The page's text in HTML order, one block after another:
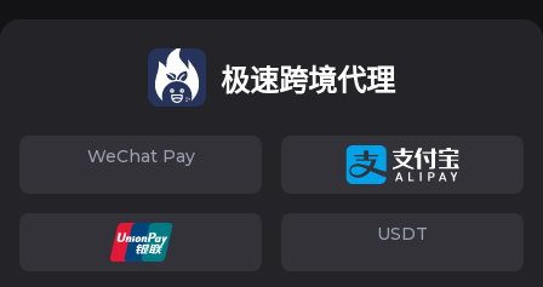
极速跨境代理
WeChat Pay
USDT